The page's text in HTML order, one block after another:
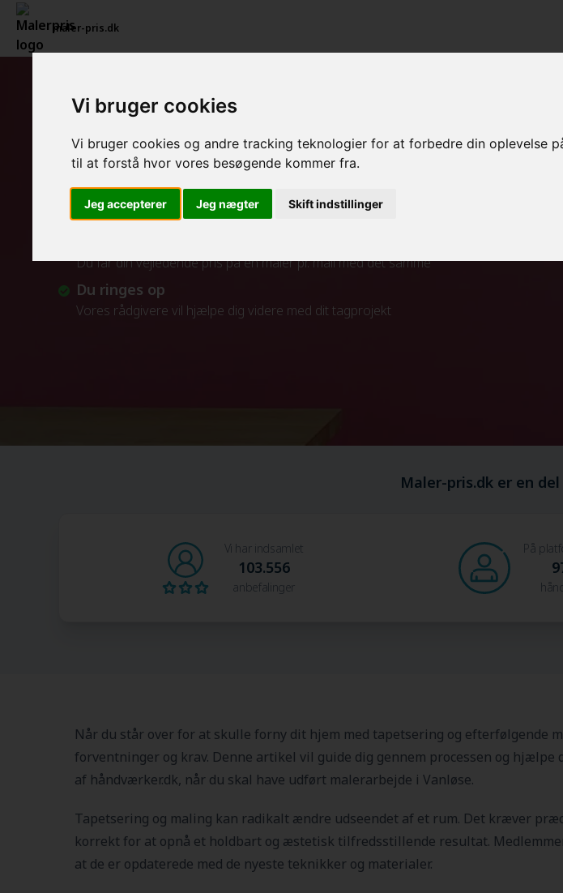
Vi bruger cookies
Vi bruger cookies og andre tracking teknologier for at forbedre din oplevelse
til at forstå hvor vores besøgende kommer fra.
Jeg accepterer Jeg nægter Skift indstillinger
maler-pris.dk
Tapetsering og efterfølgende maling i
Sådan fungerer vores service
Indtast maleropgaven
Indtast din opgave i beregneren
Du får din vejledende pris på en maler pr. mail med det samme
Du ringes op
Vores rådgivere vil hjælpe dig videre med dit tagprojekt
Maler-pris.dk er en
Vi har indsamlet
103.556
anbefalinger
På
Når du står over for at skulle forny dit hjem med tapetsering og efterfølgende
forventninger og krav. Denne artikel vil guide dig gennem processen og
af håndværker.dk, når du skal have udført malerarbejde i Vanløse.
Tapetsering og maling kan radikalt ændre udseendet af et rum. Det kræver
korrekt for at opnå et holdbart og æstetisk tilfredsstillende resultat.
at de er opdaterede med de nyeste teknikker og materialer.